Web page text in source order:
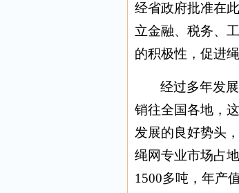
经省政府批准在
立金融、税务、
的积极性，促进
经过多年发
销往全国各地，
发展的良好势头
绳网专业市场占
1500多吨，年产